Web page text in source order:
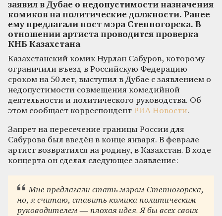
заявил в Дубае о недопустимости назначения
комиков на политические должности. Ранее
ему предлагали пост мэра Степногорска. В
отношении артиста проводится проверка
КНБ Казахстана
Казахстанский комик Нурлан Сабуров, которому
ограничили въезд в Российскую Федерацию
сроком на 50 лет, выступил в Дубае с заявлением о
недопустимости совмещения комедийной
деятельности и политического руководства. Об
этом сообщает корреспондент РИА Новости.
Запрет на пересечение границы России для
Сабурова был введён в конце января. В феврале
артист возвратился на родину, в Казахстан. В ходе
концерта он сделал следующее заявление:
Мне предлагали стать мэром Степногорска,
но, я считаю, ставить комика политическим
руководителем — плохая идея. Я бы всех своих